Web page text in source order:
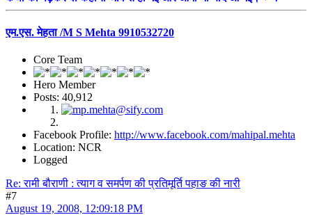
एम.एस. मेहता /M S Mehta 9910532720
Core Team
Hero Member
Posts: 40,912
Facebook Profile: http://www.facebook.com/mahipal.mehta
Location: NCR
Logged
Re: रामी बौराणी : त्याग व समर्पण की प्रतिमूर्ति पहाङ की नारी
#7
August 19, 2008, 12:09:18 PM